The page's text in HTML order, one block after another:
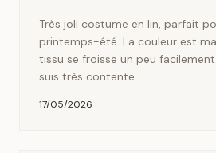
Très joli costume en lin, parfait
printemps-été. La couleur est
tissu se froisse un peu
suis très contente
17/05/2026